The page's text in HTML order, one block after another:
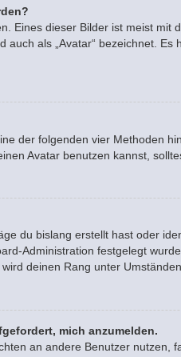
Eines dieser Bilder ist meist
als „Avatar“ bezeichnet.
der folgenden vier Methoden
Avatar benutzen kannst,
du bislang erstellt hast oder
Administration festgelegt
deinen Rang unter
mich anzumelden.
an andere Benutzer